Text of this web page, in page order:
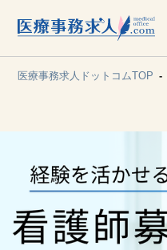
無料転職サポート
医療事務求人ドットコムTOP
所在地のエリアを選択
各支店担当よりご連絡させて
関東
東海